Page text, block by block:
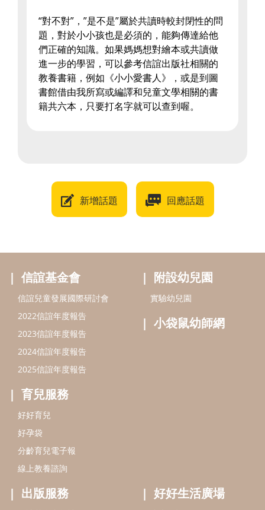
“對不對”，”是不是”屬於共讀時較封閉性的問
題，對於小小孩也是必須的，能夠傳達給他
們正確的知識。如果媽媽想對繪本或共讀做
進一步的學習，可以參考信誼出版社相關的
教養書籍，例如《小小愛書人》，或是到圖
書館借由我所寫或編譯和兒童文學相關的書
籍共六本，只要打名字就可以查到喔。
新增話題 回應話題
信誼基金會
信誼兒童發展國際研討會
2022信誼年度報告
2023信誼年度報告
2024信誼年度報告
2025信誼年度報告
育兒服務
好好育兒
好孕袋
分齡育兒電子報
線上教養諮詢
附設幼兒園
實驗幼兒園
小袋鼠幼師網
出版服務 好好生活廣場